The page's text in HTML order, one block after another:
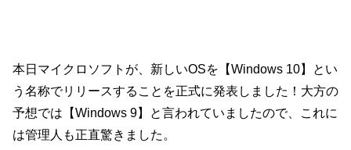
本日マイクロソフトが、新しいOSを【Windows 10】とい
う名称でリリースすることを正式に発表しました！大方の
予想では【Windows 9】と言われていましたので、これに
は管理人も正直驚きました。